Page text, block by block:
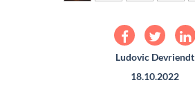
Ludovic Devriendt
18.10.2022